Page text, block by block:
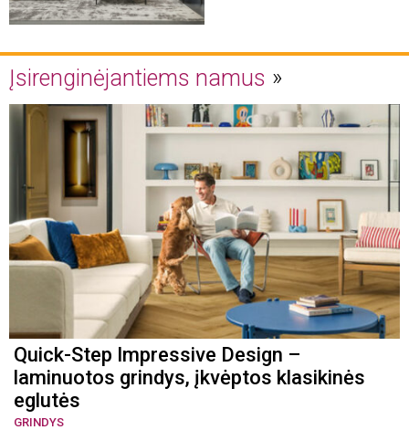
Įsirenginėjantiems namus
Quick-Step Impressive Design –
laminuotos grindys, įkvėptos klasikinės
eglutės
GRINDYS